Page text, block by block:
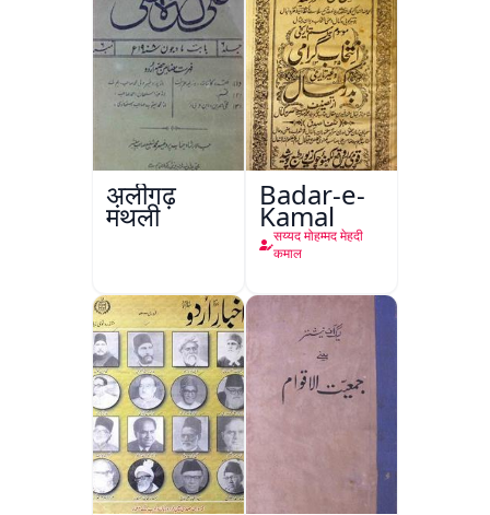
अलीगढ़
मंथली
Badar-e-
Kamal
सय्यद मोहम्मद मेहदी
कमाल